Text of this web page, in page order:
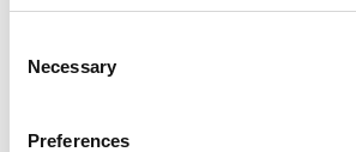
Selection
Necessary
Preferences